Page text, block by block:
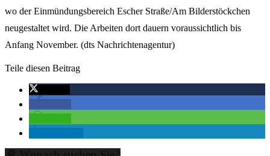
wo der Einmündungsbereich Escher Straße/Am Bilderstöckchen
neugestaltet wird. Die Arbeiten dort dauern voraussichtlich bis
Anfang November. (dts Nachrichtenagentur)
Teile diesen Beitrag